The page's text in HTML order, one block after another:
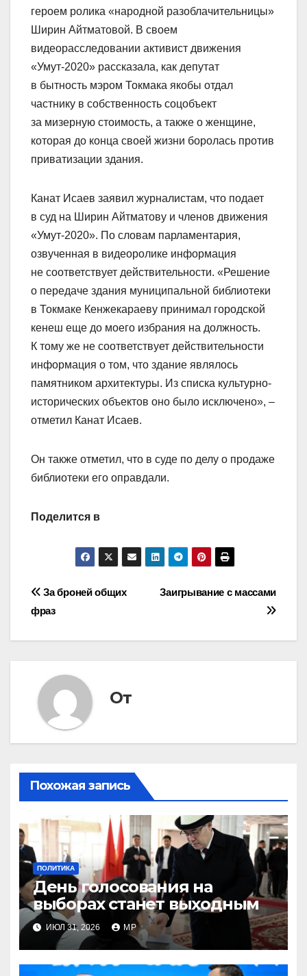
героем ролика «народной разоблачительницы»
Ширин Айтматовой. В своем
видеорасследовании активист движения
«Умут-2020» рассказала, как депутат
в бытность мэром Токмака якобы отдал
частнику в собственность соцобъект
за мизерную стоимость, а также о женщине,
которая до конца своей жизни боролась против
приватизации здания.
Канат Исаев заявил журналистам, что подает
в суд на Ширин Айтматову и членов движения
«Умут-2020». По словам парламентария,
озвученная в видеоролике информация
не соответствует действительности. «Решение
о передаче здания муниципальной библиотеки
в Токмаке Кенжекараеву принимал городской
кенеш еще до моего избрания на должность.
К тому же не соответствует действительности
информация о том, что здание являлось
памятником архитектуры. Из списка культурно-
исторических объектов оно было исключено», –
отметил Канат Исаев.
Он также отметил, что в суде по делу о продаже
библиотеки его оправдали.
Поделится в
Навигация
по
Заигрывание с массами
За броней общих
фраз
От
Похожая запись
ПОЛИТИКА
День голосования на
выборах станет выходным
ИЮЛ 31, 2026 MP